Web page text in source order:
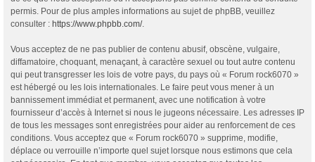
permis. Pour de plus amples informations au sujet de phpBB, veuillez
consulter : https://www.phpbb.com/.
Vous acceptez de ne pas publier de contenu abusif, obscène, vulgaire,
diffamatoire, choquant, menaçant, à caractère sexuel ou tout autre contenu
qui peut transgresser les lois de votre pays, du pays où « Forum rock6070 »
est hébergé ou les lois internationales. Le faire peut vous mener à un
bannissement immédiat et permanent, avec une notification à votre
fournisseur d’accès à Internet si nous le jugeons nécessaire. Les adresses IP
de tous les messages sont enregistrées pour aider au renforcement de ces
conditions. Vous acceptez que « Forum rock6070 » supprime, modifie,
déplace ou verrouille n’importe quel sujet lorsque nous estimons que cela